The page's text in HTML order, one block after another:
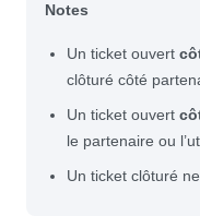
Notes
Un ticket ouvert
clôturé côté
Un ticket ouvert
le partenaire ou
Un ticket clôturé